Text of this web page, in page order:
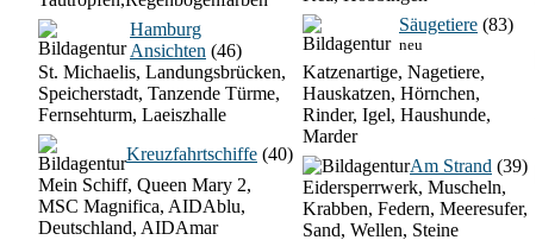
Hamburg
Ansichten (46)
St. Michaelis, Landungsbrücken,
Speicherstadt, Tanzende Türme,
Fernsehturm, Laeiszhalle
Kreuzfahrtschiffe (40)
Mein Schiff, Queen Mary 2,
MSC Magnifica, AIDAblu,
Deutschland, AIDAmar
Säugetiere (83)
neu
Katzenartige, Nagetiere,
Hauskatzen, Hörnchen,
Rinder, Igel, Haushunde,
Marder
Am Strand (39)
Eidersperrwerk, Muscheln,
Krabben, Federn, Meeresufer,
Sand, Wellen, Steine